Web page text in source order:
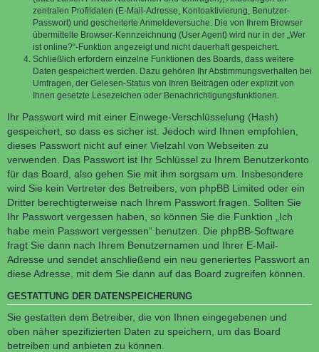
zentralen Profildaten (E-Mail-Adresse, Kontoaktivierung, Benutzer-
Passwort) und gescheiterte Anmeldeversuche. Die von Ihrem Browser
übermittelte Browser-Kennzeichnung (User Agent) wird nur in der „Wer
ist online?“-Funktion angezeigt und nicht dauerhaft gespeichert.
Schließlich erfordern einzelne Funktionen des Boards, dass weitere
Daten gespeichert werden. Dazu gehören Ihr Abstimmungsverhalten bei
Umfragen, der Gelesen-Status von Ihren Beiträgen oder explizit von
Ihnen gesetzte Lesezeichen oder Benachrichtigungsfunktionen.
Ihr Passwort wird mit einer Einwege-Verschlüsselung (Hash)
gespeichert, so dass es sicher ist. Jedoch wird Ihnen empfohlen,
dieses Passwort nicht auf einer Vielzahl von Webseiten zu
verwenden. Das Passwort ist Ihr Schlüssel zu Ihrem Benutzerkonto
für das Board, also gehen Sie mit ihm sorgsam um. Insbesondere
wird Sie kein Vertreter des Betreibers, von phpBB Limited oder ein
Dritter berechtigterweise nach Ihrem Passwort fragen. Sollten Sie
Ihr Passwort vergessen haben, so können Sie die Funktion „Ich
habe mein Passwort vergessen“ benutzen. Die phpBB-Software
fragt Sie dann nach Ihrem Benutzernamen und Ihrer E-Mail-
Adresse und sendet anschließend ein neu generiertes Passwort an
diese Adresse, mit dem Sie dann auf das Board zugreifen können.
GESTATTUNG DER DATENSPEICHERUNG
Sie gestatten dem Betreiber, die von Ihnen eingegebenen und
oben näher spezifizierten Daten zu speichern, um das Board
betreiben und anbieten zu können.